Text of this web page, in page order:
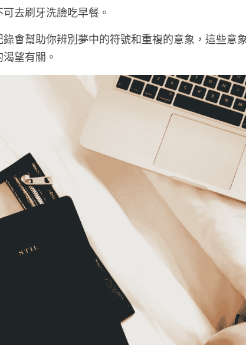
可去刷牙洗臉吃早餐。
會幫助你辨別夢中的符號和重複的意象，這些意
望有關。